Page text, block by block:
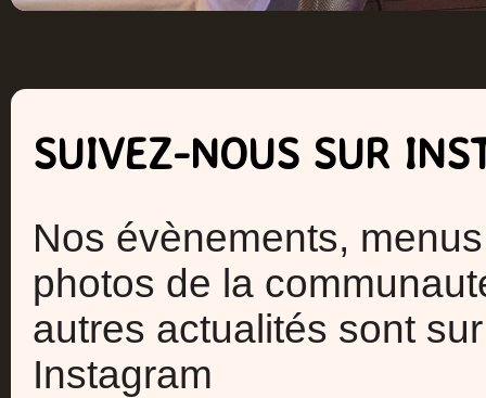
SUIVEZ-NOUS SUR
Nos évènements,
photos de la
autres actualités sont sur
Instagram